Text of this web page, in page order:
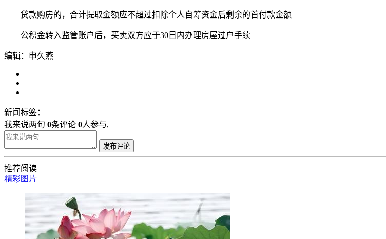
贷款购房的，合计提取金额应不超过扣除个人自筹资金后剩余的首付款金额
公积金转入监管账户后，买卖双方应于30日内办理房屋过户手续
编辑：申久燕
新闻标签：
我来说两句 0条评论 0人参与,
发布评论
推荐阅读